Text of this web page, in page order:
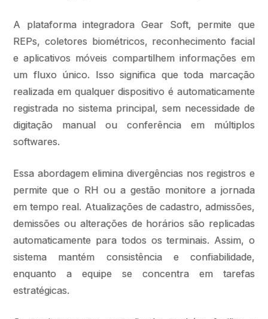
A plataforma integradora Gear Soft, permite que
REPs, coletores biométricos, reconhecimento facial
e aplicativos móveis compartilhem informações em
um fluxo único. Isso significa que toda marcação
realizada em qualquer dispositivo é automaticamente
registrada no sistema principal, sem necessidade de
digitação manual ou conferência em múltiplos
softwares.
Essa abordagem elimina divergências nos registros e
permite que o RH ou a gestão monitore a jornada
em tempo real. Atualizações de cadastro, admissões,
demissões ou alterações de horários são replicadas
automaticamente para todos os terminais. Assim, o
sistema mantém consistência e confiabilidade,
enquanto a equipe se concentra em tarefas
estratégicas.